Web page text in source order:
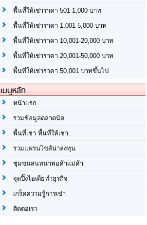
พื้นที่ให้เช่าราคา 501-1,000 บาท
พื้นที่ให้เช่าราคา 1,001-5,000 บาท
พื้นที่ให้เช่าราคา 10,001-20,000 บาท
พื้นที่ให้เช่าราคา 20,001-50,000 บาท
พื้นที่ให้เช่าราคา 50,001 บาทขึ้นไป
เมนูหลัก
หน้าแรก
รวมข้อมูลตลาดนัด
พื้นที่เช่า พื้นที่ให้เช่า
รวมแฟรนไชส์น่าลงทุน
ชุมชนสนทนาพ่อค้าแม่ค้า
จุดปิ๊งไอเดียทำธุรกิจ
เกร็ดความรู้การเช่า
ติดต่อเรา